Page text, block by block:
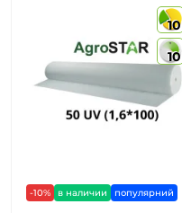
10
10
-10% в наличии популярний